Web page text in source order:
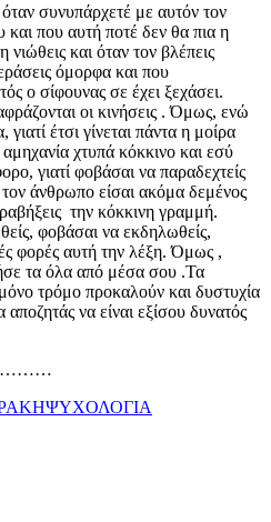
συνυπάρχετέ με αυτόν τον
που αυτή ποτέ δεν θα πια η
και όταν τον βλέπεις
όμορφα και που
ο σίφουνας σε έχει ξεχάσει.
οι κινήσεις . Όμως, ενώ
έτσι γίνεται πάντα η μοίρα
χτυπά κόκκινο και εσύ
γιατί φοβάσαι να παραδεχτείς
άνθρωπο είσαι ακόμα δεμένος
την κόκκινη γραμμή.
φοβάσαι να εκδηλωθείς,
φορές αυτή την λέξη. Όμως ,
τα όλα από μέσα σου .Τα
τρόμο προκαλούν και δυστυχία
να είναι εξίσου δυνατός
ΨΥΧΟΛΟΓΙΑ